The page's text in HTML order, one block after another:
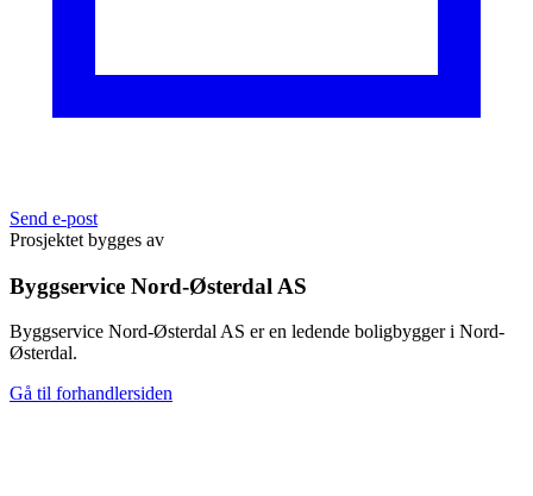
Send e-post
Prosjektet bygges av
Byggservice Nord-Østerdal AS
Byggservice Nord-Østerdal AS er en ledende boligbygger i Nord-
Østerdal.
Gå til forhandlersiden